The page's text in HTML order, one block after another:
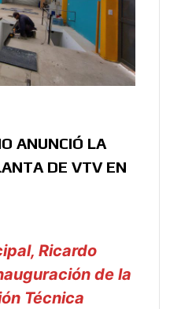
ANUNCIÓ LA
DE VTV EN
Ricardo
de la
Técnica